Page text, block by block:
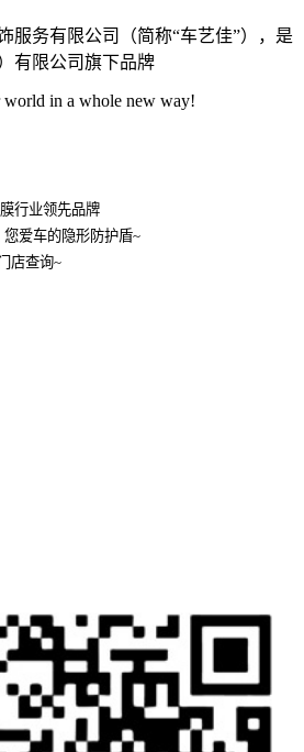
服务有限公司（简称“车艺佳”），是
有限公司旗下品牌
in a whole new way!
行业领先品牌
您爱车的隐形防护盾~
店查询~